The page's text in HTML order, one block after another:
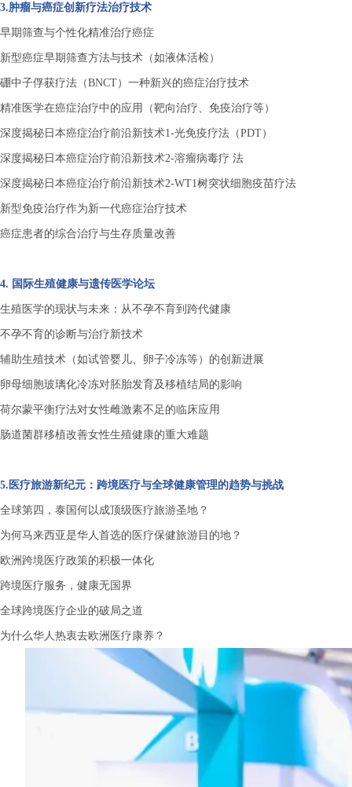
3.肿瘤与癌症创新疗法治疗技术
早期筛查与个性化精准治疗癌症
新型癌症早期筛查方法与技术（如液体活检）
硼中子俘获疗法（BNCT）一种新兴的癌症治疗技术
精准医学在癌症治疗中的应用（靶向治疗、免疫治疗等）
深度揭秘日本癌症治疗前沿新技术1-光免疫疗法（PDT）
深度揭秘日本癌症治疗前沿新技术2-溶瘤病毒疗 法
深度揭秘日本癌症治疗前沿新技术2-WT1树突状细胞疫苗疗法
新型免疫治疗作为新一代癌症治疗技术
癌症患者的综合治疗与生存质量改善
4. 国际生殖健康与遗传医学论坛
生殖医学的现状与未来：从不孕不育到跨代健康
不孕不育的诊断与治疗新技术
辅助生殖技术（如试管婴儿、卵子冷冻等）的创新进展
卵母细胞玻璃化冷冻对胚胎发育及移植结局的影响
荷尔蒙平衡疗法对女性雌激素不足的临床应用
肠道菌群移植改善女性生殖健康的重大难题
5.医疗旅游新纪元：跨境医疗与全球健康管理的趋势与挑战
全球第四，泰国何以成顶级医疗旅游圣地？
为何马来西亚是华人首选的医疗保健旅游目的地？
欧洲跨境医疗政策的积极一体化
跨境医疗服务，健康无国界
全球跨境医疗企业的破局之道
为什么华人热衷去欧洲医疗康养？